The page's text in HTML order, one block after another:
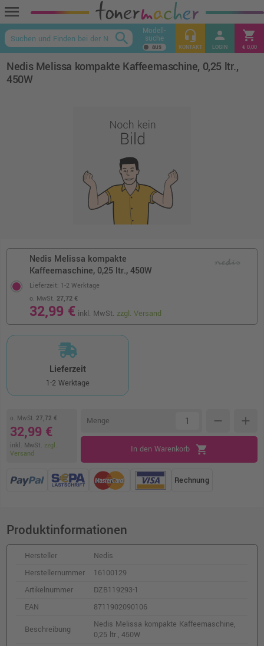
menu
keyboard_arrow_up
search Modell-
suche headset_mic
KONTAKT
person
LOGIN
shopping_cart
€ 0,00
Nedis Melissa kompakte Kaffeemaschine, 0,25 ltr.,
450W
Nedis Melissa kompakte
Kaffeemaschine, 0,25 ltr., 450W
o. MwSt. 27,72 €
32,99 € inkl. MwSt.zzgl. Versand
Lieferzeit: 1-2 Werktage
Lieferzeit
1-2 Werktage
o. MwSt. 27,72 €
32,99 €
inkl. MwSt. zzgl.
Versand
Menge remove add
In den Warenkorb shopping_cart
Rechnung
Produktinformationen
Hersteller
Nedis
Herstellernummer
16100129
Artikelnummer
DZB119293-1
EAN
8711902090106
Beschreibung
Nedis Melissa kompakte Kaffeemaschine,
0,25 ltr., 450W